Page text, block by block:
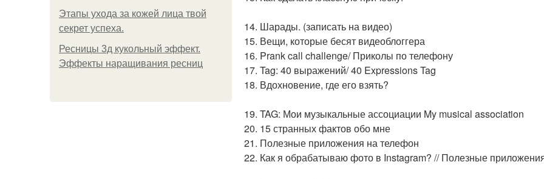
Этапы ухода за кожей лица твой
секрет успеха.
Ресницы 3д кукольный эффект.
Эффекты наращивания ресниц
14. Шарады. (записать на видео)
15. Вещи, которые бесят видеоблоггера
16. Prank call challenge/ Приколы по телефону
17. Tag: 40 выражений/ 40 Expressions Tag
18. Вдохновение, где его взять?
19. TAG: Мои музыкальные ассоциации My musical association
20. 15 странных фактов обо мне
21. Полезные приложения на телефон
22. Как я обрабатываю фото в Instagram? // Полезные